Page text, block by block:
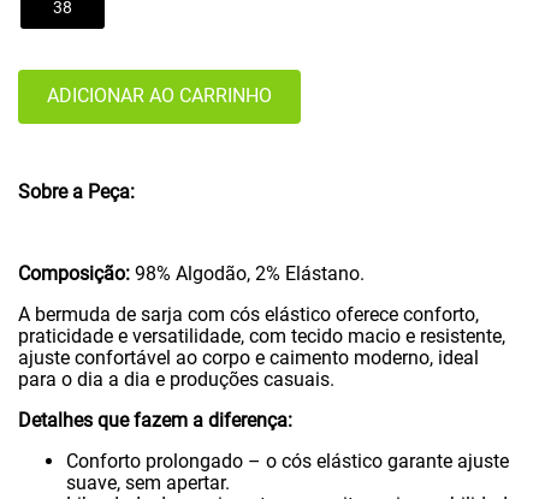
38
ADICIONAR AO CARRINHO
Sobre a Peça:
Composição: 98% Algodão, 2% Elástano.
A bermuda de sarja com cós elástico oferece conforto,
praticidade e versatilidade, com tecido macio e resistente,
ajuste confortável ao corpo e caimento moderno, ideal
para o dia a dia e produções casuais.
Detalhes que fazem a diferença:
Conforto prolongado – o cós elástico garante ajuste
suave, sem apertar.